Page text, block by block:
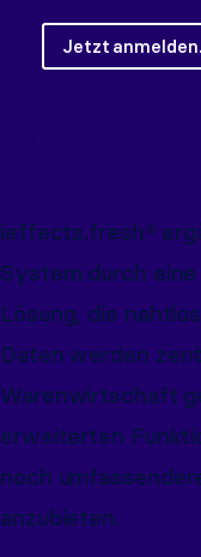
Jetzt anmelden.
ieffects.fresh®
System durch
Lösung, die
Daten werden
Warenwirtschaft
erweiterten
noch
anzubieten.